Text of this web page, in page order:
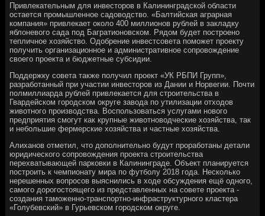
Привлекательным для инвесторов в Калининградской области
остается промышленное садоводство. «Балтийская аграрная
компания» привлекает около 400 миллионов рублей в закладку
яблоневого сада под Багратионовском. Рядом будет построено
тепличное хозяйство. Одобрение инвестсовета поможет проекту
получить организационное и административное сопровождение
своего проекта и бюджетные субсидии.
Поддержку совета также получил проект «УК РБПИ Групп»,
разработанный при участии инвесторов из Дании и Норвегии. Почти
полмиллиарда рублей привлекается для строительства в
Гвардейском городском округе завода по утилизации отходов
животного производства. Воспользоваться услугами нового
предприятия смогут как крупные животноводческие хозяйства, так
и небольшие фермерские хозяйства и частные хозяйства.
Алиханов отметил, что дополнительно будут проработаны детали
юридического сопровождения проекта строительства
перехватывающей парковки в Калининграде. Объект планируется
построить к чемпионату мира по футболу 2018 года. Несколько
нерешенных вопросов выяснились в ходе обсуждения ещё одного,
самого дорогостоящего из представленных на совете проекта -
создания таможенно-транспортно-инфраструктурного кластера
«Голубевский» в Гурьевском городском округе.